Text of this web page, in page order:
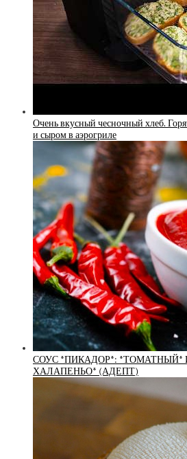
Очень вкусный чесночный хлеб.
и сыром в аэрогриле
СОУС *ПИКАДОР*: *ТОМАТНЫЙ*
ХАЛАПЕНЬО* (АДЕПТ)